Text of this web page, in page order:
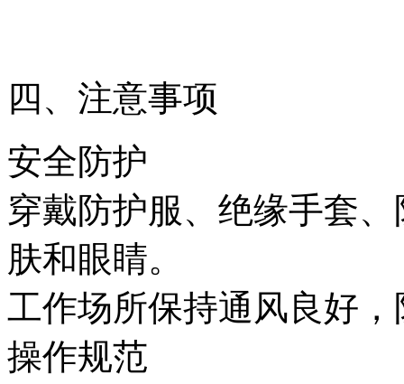
四、注意事项
安全防护
穿戴防护服、绝缘手套
肤和眼睛。
工作场所保持通风良好
操作规范